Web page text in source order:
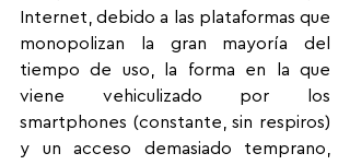
Internet, debido a las plataformas que
monopolizan la gran mayoría del
tiempo de uso, la forma en la que
viene vehiculizado por los
smartphones (constante, sin respiros)
y un acceso demasiado temprano,